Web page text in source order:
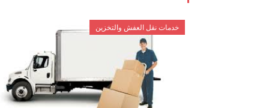
خدمات نقل العفش والتخزين